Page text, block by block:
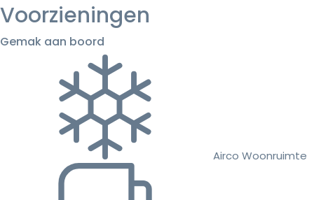
Voorzieningen
Gemak aan boord
Airco Woonruimte